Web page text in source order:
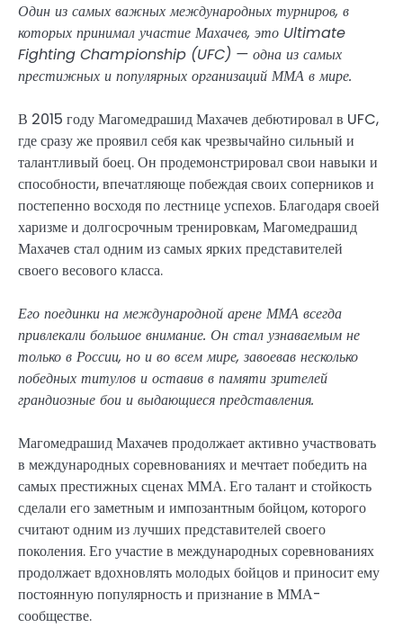
Один из самых важных международных турниров, в
которых принимал участие Махачев, это Ultimate
Fighting Championship (UFC) — одна из самых
престижных и популярных организаций ММА в мире.
В 2015 году Магомедрашид Махачев дебютировал в UFC,
где сразу же проявил себя как чрезвычайно сильный и
талантливый боец. Он продемонстрировал свои навыки и
способности, впечатляюще побеждая своих соперников и
постепенно восходя по лестнице успехов. Благодаря своей
харизме и долгосрочным тренировкам, Магомедрашид
Махачев стал одним из самых ярких представителей
своего весового класса.
Его поединки на международной арене ММА всегда
привлекали большое внимание. Он стал узнаваемым не
только в России, но и во всем мире, завоевав несколько
победных титулов и оставив в памяти зрителей
грандиозные бои и выдающиеся представления.
Магомедрашид Махачев продолжает активно участвовать
в международных соревнованиях и мечтает победить на
самых престижных сценах ММА. Его талант и стойкость
сделали его заметным и импозантным бойцом, которого
считают одним из лучших представителей своего
поколения. Его участие в международных соревнованиях
продолжает вдохновлять молодых бойцов и приносит ему
постоянную популярность и признание в ММА-
сообществе.